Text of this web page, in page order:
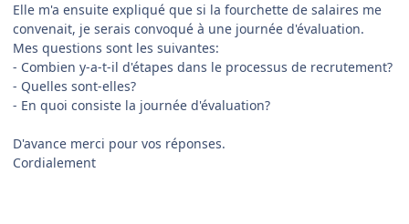
Elle m'a ensuite expliqué que si la fourchette de salaires me
convenait, je serais convoqué à une journée d'évaluation.
Mes questions sont les suivantes:
- Combien y-a-t-il d'étapes dans le processus de recrutement?
- Quelles sont-elles?
- En quoi consiste la journée d'évaluation?
D'avance merci pour vos réponses.
Cordialement